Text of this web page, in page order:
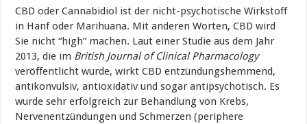
CBD oder Cannabidiol ist der nicht-psychotische Wirkstoff
in Hanf oder Marihuana. Mit anderen Worten, CBD wird
Sie nicht “high” machen. Laut einer Studie aus dem Jahr
2013, die im British Journal of Clinical Pharmacology
veröffentlicht wurde, wirkt CBD entzündungshemmend,
antikonvulsiv, antioxidativ und sogar antipsychotisch. Es
wurde sehr erfolgreich zur Behandlung von Krebs,
Nervenentzündungen und Schmerzen (periphere